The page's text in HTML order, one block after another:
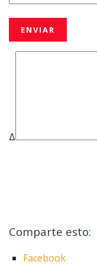
Δ
Comparte esto:
Facebook